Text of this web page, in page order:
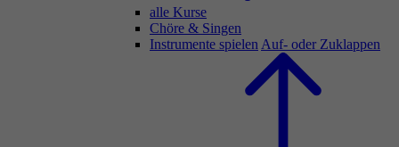
alle Kurse
Chöre & Singen
Instrumente spielen Auf- oder Zuklappen